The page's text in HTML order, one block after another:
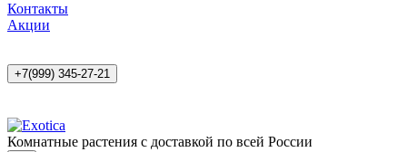
Контакты
Акции
+7(999) 345-27-21
Комнатные растения с доставкой по всей России